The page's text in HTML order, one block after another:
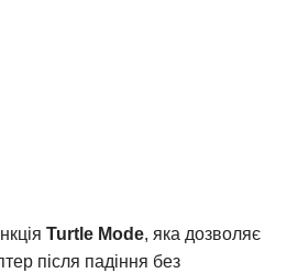
Turtle Mode, яка дозволяє
після падіння без